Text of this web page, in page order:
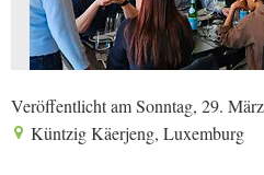
Veröffentlicht am Sonntag, 29.
Küntzig Käerjeng, Luxemburg